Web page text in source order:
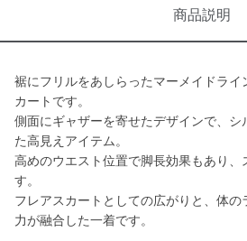
商品説明
裾にフリルをあしらったマーメイドライ
カートです。
側面にギャザーを寄せたデザインで、シ
た高見えアイテム。
高めのウエスト位置で脚長効果もあり、
す。
フレアスカートとしての広がりと、体
力が融合した一着です。